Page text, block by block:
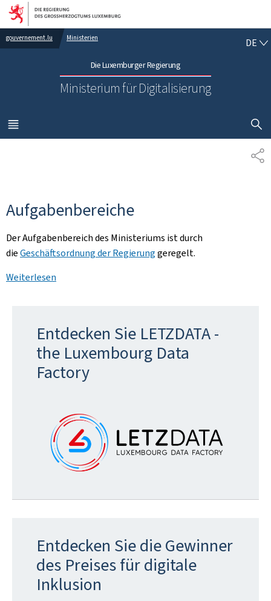
Zur Hauptnavigation
Zum Inhalt
gouvernement.lu Ministerien
Die Luxemburger Regierung
Ministerium für Digitalisierung
DE
MENÜ
HAUPT-
Aufgabenbereiche
Der Aufgabenbereich des Ministeriums ist durch
dieGeschäftsordnung der Regierunggeregelt.
Weiterlesen
Entdecken Sie LETZDATA -
the Luxembourg Data
Factory
Entdecken Sie die Gewinner
des Preises für digitale
Inklusion